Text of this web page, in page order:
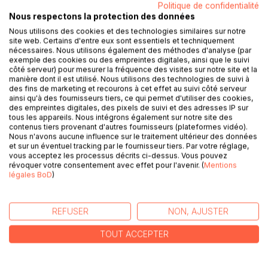
consultés pour prendre des décisions importantes, qu'il
s'agisse de la politique, de l'agriculture ou de la vie
personnelle. L'auteur décrit comment les influences
astrologiques étaient perçues comme des manifestations
divines, influençant ainsi la vie des individus et des
communautés. En s'appuyant sur des sources
archéologiques et littéraires, de la Ville de Mirmont nous
offre une analyse détaillée des pratiques astrologiques,
des calendriers lunaires et solaires, et des rituels associés
aux phases de la lune et aux constellations. Le livre met
également en lumière les figures emblématiques de
l'astrologie gallo-romaine et leur impact sur la culture et la
religion de l'époque. "L'astrologie chez les Gallo-Romains"
est un ouvrage incontournable pour les passionnés
sur l'interaction entre culture, religion et science dans
l'Antiquité.
Politique de confidentialité
Nous respectons la protection des données
Nous utilisons des cookies et des technologies similaires sur notre
site web. Certains d'entre eux sont essentiels et techniquement
nécessaires. Nous utilisons également des méthodes d'analyse (par
exemple des cookies ou des empreintes digitales, ainsi que le suivi
côté serveur) pour mesurer la fréquence des visites sur notre site et la
manière dont il est utilisé. Nous utilisons des technologies de suivi à
des fins de marketing et recourons à cet effet au suivi côté serveur
ainsi qu'à des fournisseurs tiers, ce qui permet d'utiliser des cookies,
des empreintes digitales, des pixels de suivi et des adresses IP sur
tous les appareils. Nous intégrons également sur notre site des
contenus tiers provenant d'autres fournisseurs (plateformes vidéo).
Nous n'avons aucune influence sur le traitement ultérieur des données
et sur un éventuel tracking par le fournisseur tiers. Par votre réglage,
vous acceptez les processus décrits ci-dessus. Vous pouvez
révoquer votre consentement avec effet pour l'avenir. (Mentions
légales BoD)
REFUSER NON, AJUSTER
TOUT ACCEPTER